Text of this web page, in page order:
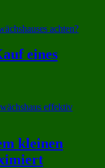
eines
kleinen